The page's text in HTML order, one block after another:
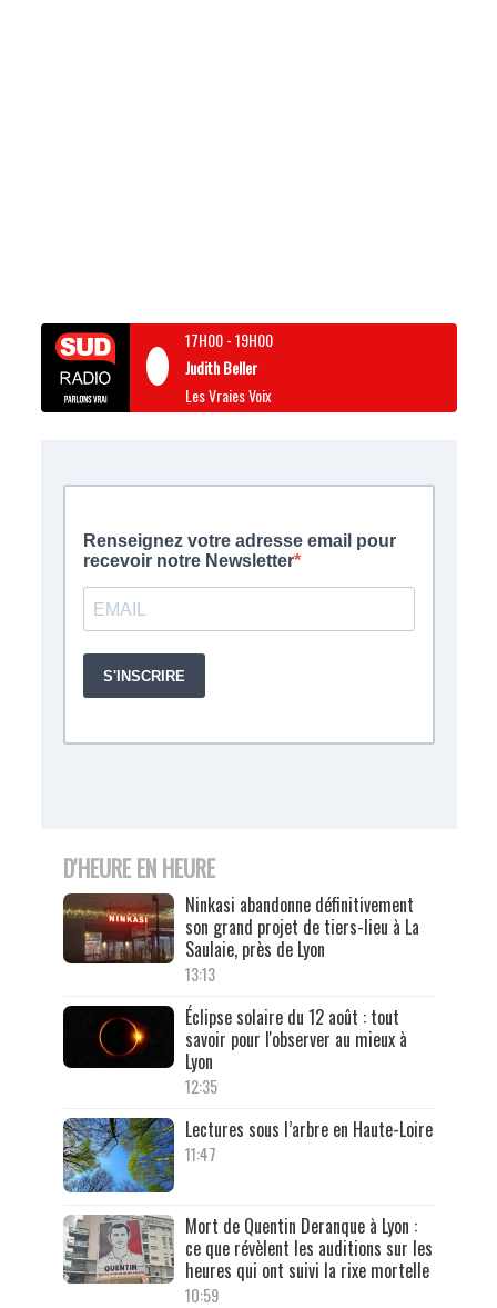
17H00-19H00
Judith Beller
Les Vraies Voix
D'HEURE EN HEURE
Ninkasi abandonne définitivement
son grand projet de tiers-lieu à La
Saulaie, près de Lyon
13:13
Éclipse solaire du 12 août : tout
savoir pour l'observer au mieux à
Lyon
12:35
Lectures sous l’arbre en Haute-Loire
11:47
Mort de Quentin Deranque à Lyon :
ce que révèlent les auditions sur les
heures qui ont suivi la rixe mortelle
10:59